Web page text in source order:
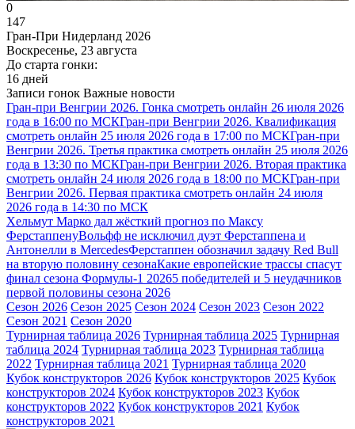
0
147
Гран-При Нидерланд 2026
Воскресенье, 23 августа
До старта гонки:
16 дней
Записи гонок Важные новости
Гран-при Венгрии 2026. Гонка смотреть онлайн 26 июля 2026
года в 16:00 по МСКГран-при Венгрии 2026. Квалификация
смотреть онлайн 25 июля 2026 года в 17:00 по МСКГран-при
Венгрии 2026. Третья практика смотреть онлайн 25 июля 2026
года в 13:30 по МСКГран-при Венгрии 2026. Вторая практика
смотреть онлайн 24 июля 2026 года в 18:00 по МСКГран-при
Венгрии 2026. Первая практика смотреть онлайн 24 июля
2026 года в 14:30 по МСК
Хельмут Марко дал жёсткий прогноз по Максу
ФерстаппенуВольфф не исключил дуэт Ферстаппена и
Антонелли в MercedesФерстаппен обозначил задачу Red Bull
на вторую половину сезонаКакие европейские трассы спасут
финал сезона Формулы-1 20265 победителей и 5 неудачников
первой половины сезона 2026
Сезон 2026 Сезон 2025 Сезон 2024 Сезон 2023 Сезон 2022
Сезон 2021 Сезон 2020
Турнирная таблица 2026 Турнирная таблица 2025 Турнирная
таблица 2024 Турнирная таблица 2023 Турнирная таблица
2022 Турнирная таблица 2021 Турнирная таблица 2020
Кубок конструкторов 2026 Кубок конструкторов 2025 Кубок
конструкторов 2024 Кубок конструкторов 2023 Кубок
конструкторов 2022 Кубок конструкторов 2021 Кубок
конструкторов 2021